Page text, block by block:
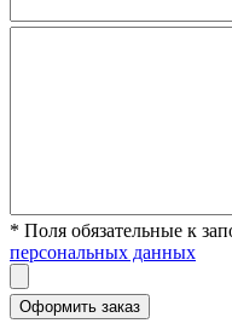
* Поля обязательные к
персональных данных